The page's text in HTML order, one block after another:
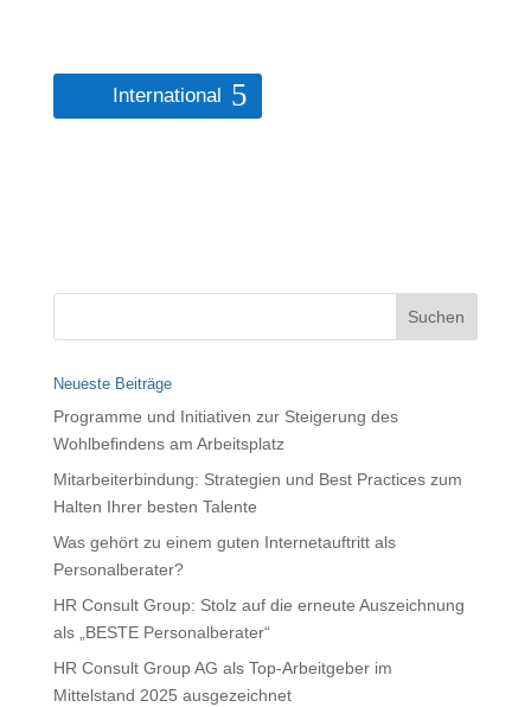
International
Neueste Beiträge
Programme und Initiativen zur Steigerung des
Wohlbefindens am Arbeitsplatz
Mitarbeiterbindung: Strategien und Best Practices zum
Halten Ihrer besten Talente
Was gehört zu einem guten Internetauftritt als
Personalberater?
HR Consult Group: Stolz auf die erneute Auszeichnung
als „BESTE Personalberater“
HR Consult Group AG als Top-Arbeitgeber im
Mittelstand 2025 ausgezeichnet